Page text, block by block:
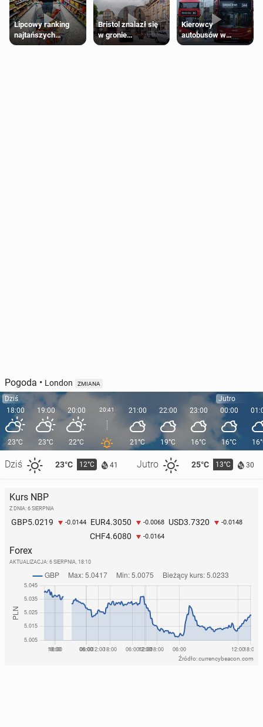
Lipcowy ranking
najtańszych
supermarketów
Bristol znalazł się
w gronie
najlepszych
Kierowcy
autobusów w
Londynie
Pogoda • London ZMIANA
Dziś
18:00
23°C
Dziś 23°C 12°C 41 Jutro 25°C 13°C 30
19:00
23°C
20:00
22°C
20:41 21:00
21°C
22:00
19°C
23:00
16°C
Jutro
00:00
16°C
Kurs NBP
Z DNIA: 6 SIERPNIA
GBP5.0219 -0.0144 EUR4.3050 -0.0068 USD3.7320 -0.0148
CHF4.6080 -0.0164
Forex
AKTUALIZACJA: 6 SIERPNIA, 18:10
Źródło: currencybeacon.com